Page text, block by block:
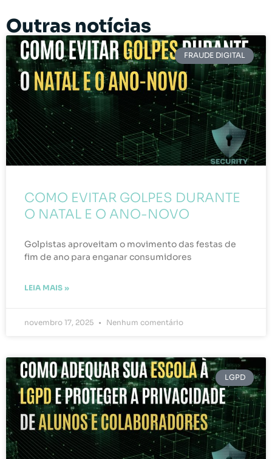
Outras notícias
FRAUDE DIGITAL
COMO EVITAR GOLPES DURANTE
O NATAL E O ANO-NOVO
Golpistas aproveitam o movimento das festas de
fim de ano para enganar consumidores
LEIA MAIS »
novembro 17, 2025 Nenhum comentário
LGPD